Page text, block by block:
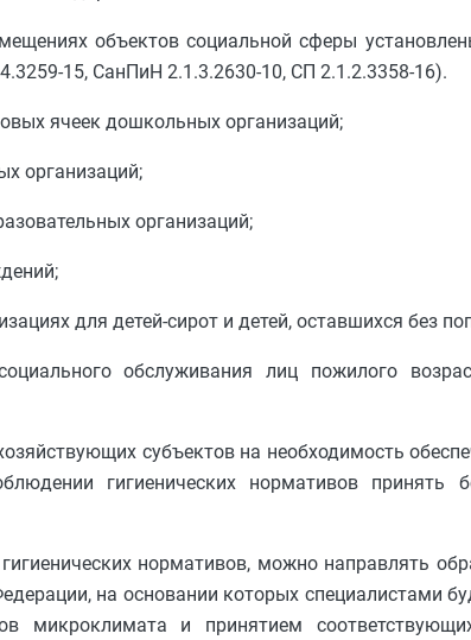
объектов социальной сферы
15, СанПиН 2.1.3.2630-10, СП 2.1.2.3358-16).
ячеек дошкольных организаций;
организаций;
организаций;
для детей-сирот и детей, оставшихся без
обслуживания лиц пожилого
субъектов на необходимость
гигиенических нормативов принять
нормативов, можно направлять
на основании которых специалистами
микроклимата и принятием